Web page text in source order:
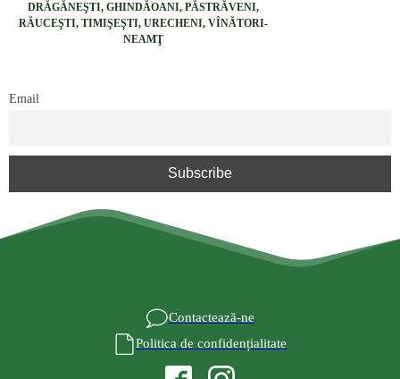
DRĂGĂNEŞTI, GHINDĂOANI, PĂSTRĂVENI,
RĂUCEŞTI, TIMIŞEŞTI, URECHENI, VÎNĂTORI-
NEAMŢ
Email
Contactează-ne
Politica de confidențialitate